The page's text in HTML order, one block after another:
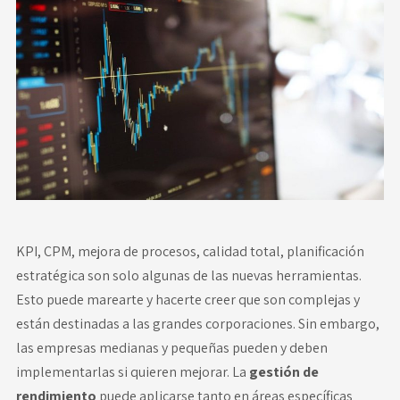
Novedades
Faq
Área de clientes
KPI, CPM, mejora de procesos, calidad total, planificación
estratégica son solo algunas de las nuevas herramientas.
Esto puede marearte y hacerte creer que son complejas y
están destinadas a las grandes corporaciones. Sin embargo,
las empresas medianas y pequeñas pueden y deben
implementarlas si quieren mejorar. La gestión de
rendimiento puede aplicarse tanto en áreas específicas